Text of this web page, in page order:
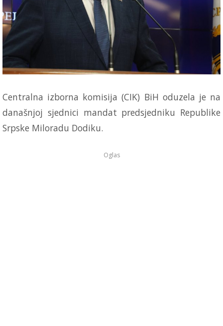
Centralna izborna komisija (CIK) BiH oduzela je na
današnjoj sjednici mandat predsjedniku Republike
Srpske Miloradu Dodiku.
Oglas